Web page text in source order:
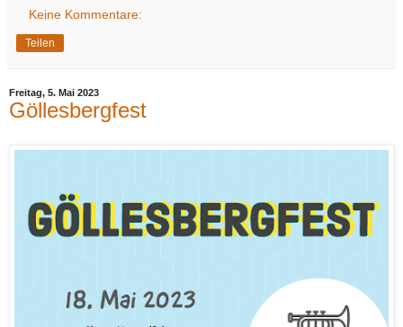
Keine Kommentare:
Teilen
Freitag, 5. Mai 2023
Göllesbergfest